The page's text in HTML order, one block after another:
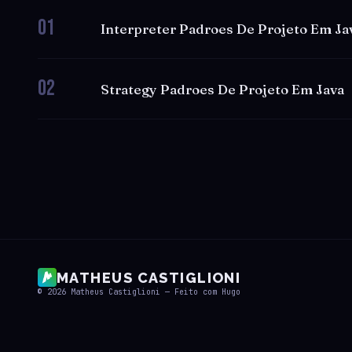
01 Interpreter Padroes De Projeto Em
02 Strategy Padroes De Projeto Em Java
MATHEUS CASTIGLIONI
© 2026 Matheus Castiglioni — Feito com Hugo